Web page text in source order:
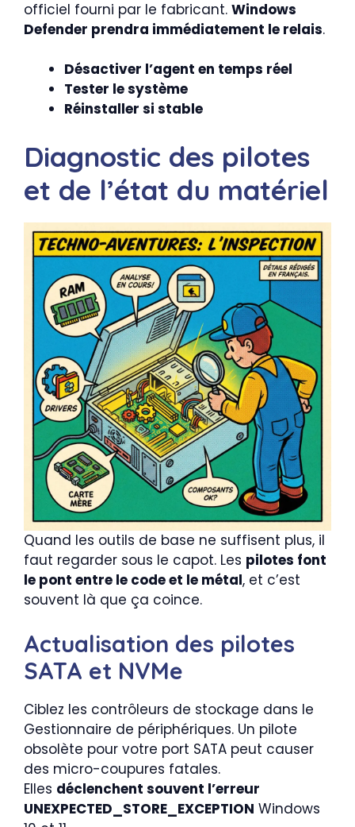
officiel fourni par le fabricant. Windows
Defender prendra immédiatement le relais.
Désactiver l’agent en temps réel
Tester le système
Réinstaller si stable
Diagnostic des pilotes
et de l’état du matériel
Quand les outils de base ne suffisent plus, il
faut regarder sous le capot. Les pilotes font
le pont entre le code et le métal, et c’est
souvent là que ça coince.
Actualisation des pilotes
SATA et NVMe
Ciblez les contrôleurs de stockage dans le
Gestionnaire de périphériques. Un pilote
obsolète pour votre port SATA peut causer
des micro-coupures fatales.
Elles déclenchent souvent l’erreur
UNEXPECTED_STORE_EXCEPTION Windows